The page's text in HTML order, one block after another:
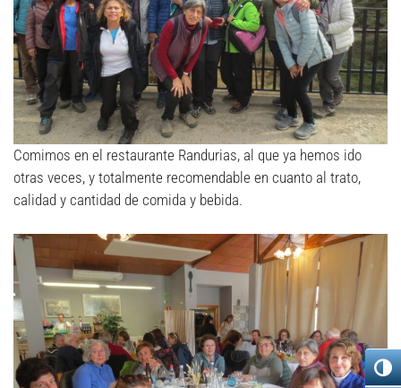
Comimos en el restaurante Randurias, al que ya hemos ido
otras veces, y totalmente recomendable en cuanto al trato,
calidad y cantidad de comida y bebida.